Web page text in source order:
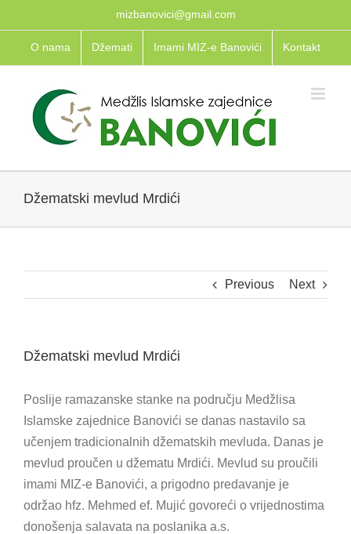
to
content
mizbanovici@gmail.com
O nama Džemati Imami MIZ-e Banovići Kontakt
Džematski mevlud Mrdići
Previous Next
Džematski mevlud Mrdići
Poslije ramazanske stanke na području Medžlisa
Islamske zajednice Banovići se danas nastavilo sa
učenjem tradicionalnih džematskih mevluda. Danas je
mevlud proučen u džematu Mrdići. Mevlud su proučili
imami MIZ-e Banovići, a prigodno predavanje je
održao hfz. Mehmed ef. Mujić govoreći o vrijednostima
donošenja salavata na poslanika a.s.